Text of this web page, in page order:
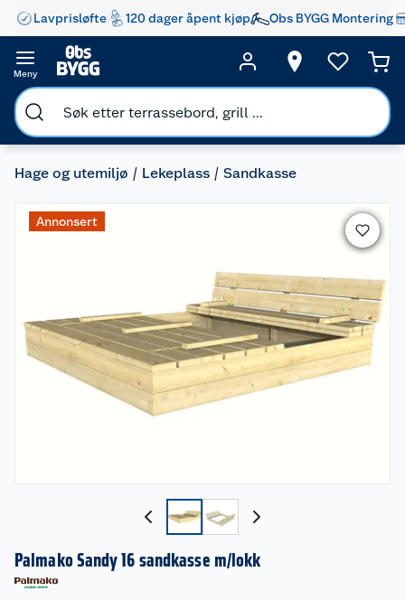
Lavprisløfte 120 dager åpent kjøp Obs BYGG Montering
Meny
Hage og utemiljø Lekeplass Sandkasse
Annonsert
Palmako Sandy 16 sandkasse m/lokk